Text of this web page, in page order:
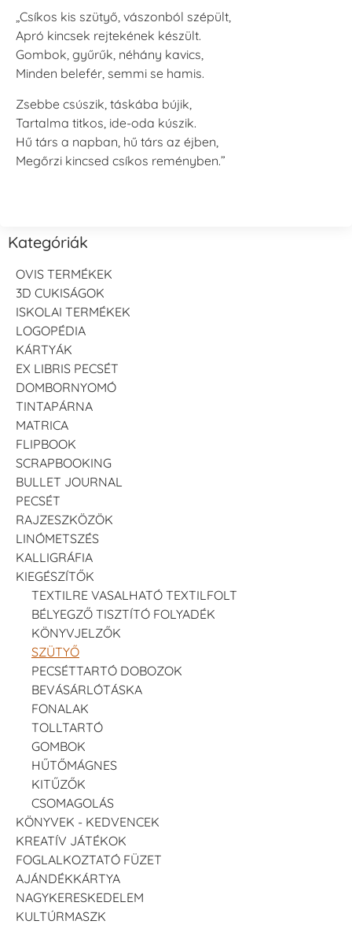
„Csíkos kis szütyő, vászonból szépült,
Apró kincsek rejtekének készült.
Gombok, gyűrűk, néhány kavics,
Minden belefér, semmi se hamis.
Zsebbe csúszik, táskába bújik,
Tartalma titkos, ide-oda kúszik.
Hű társ a napban, hű társ az éjben,
Megőrzi kincsed csíkos reményben.”
Kategóriák
OVIS TERMÉKEK
3D CUKISÁGOK
ISKOLAI TERMÉKEK
LOGOPÉDIA
KÁRTYÁK
EX LIBRIS PECSÉT
DOMBORNYOMÓ
TINTAPÁRNA
MATRICA
FLIPBOOK
SCRAPBOOKING
BULLET JOURNAL
PECSÉT
RAJZESZKÖZÖK
LINÓMETSZÉS
KALLIGRÁFIA
KIEGÉSZÍTŐK
TEXTILRE VASALHATÓ TEXTILFOLT
BÉLYEGZŐ TISZTÍTÓ FOLYADÉK
KÖNYVJELZŐK
SZÜTYŐ
PECSÉTTARTÓ DOBOZOK
BEVÁSÁRLÓTÁSKA
FONALAK
TOLLTARTÓ
GOMBOK
HŰTŐMÁGNES
KITŰZŐK
CSOMAGOLÁS
KÖNYVEK - KEDVENCEK
KREATÍV JÁTÉKOK
FOGLALKOZTATÓ FÜZET
AJÁNDÉKKÁRTYA
NAGYKERESKEDELEM
KULTÚRMASZK